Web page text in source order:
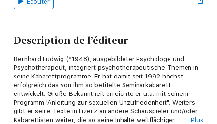
Écouter
Description de l’éditeur
Bernhard Ludwig (*1948), ausgebildeter Psychologe und
Psychotherapeut, integriert psychotherapeutische Themen in
seine Kabarettprogramme. Er hat damit seit 1992 höchst
erfolgreich das von ihm so betitelte Seminarkabarett
entwickelt. Große Bekanntheit erreichte er u.a. mit seinem
Programm "Anleitung zur sexuellen Unzufriedenheit". Weiters
gibt er seine Texte in Lizenz an andere Schauspieler und/oder
Kabarettisten weiter, die so seine Inhalte weitflächiger
Plus